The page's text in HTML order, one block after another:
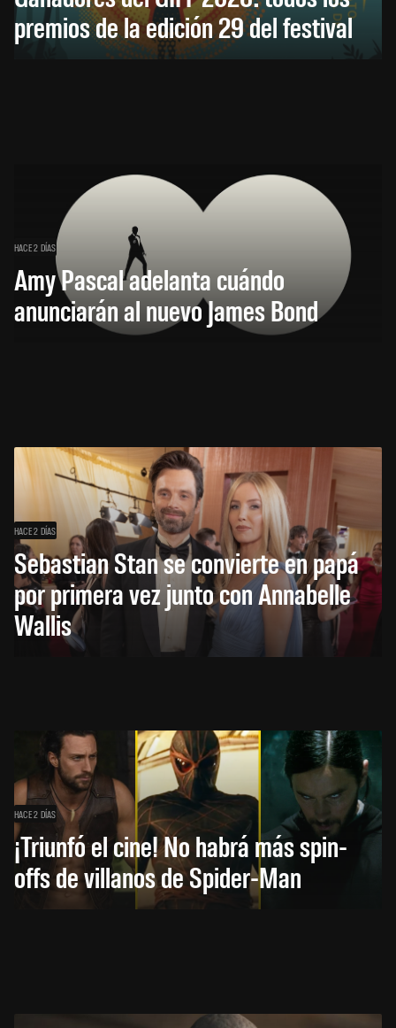
premios de la edición 29 del festival
HACE 2 DÍAS
Amy Pascal adelanta cuándo
anunciarán al nuevo James Bond
HACE 2 DÍAS
Sebastian Stan se convierte en papá
por primera vez junto con Annabelle
Wallis
HACE 2 DÍAS
¡Triunfó el cine! No habrá más spin-
offs de villanos de Spider-Man